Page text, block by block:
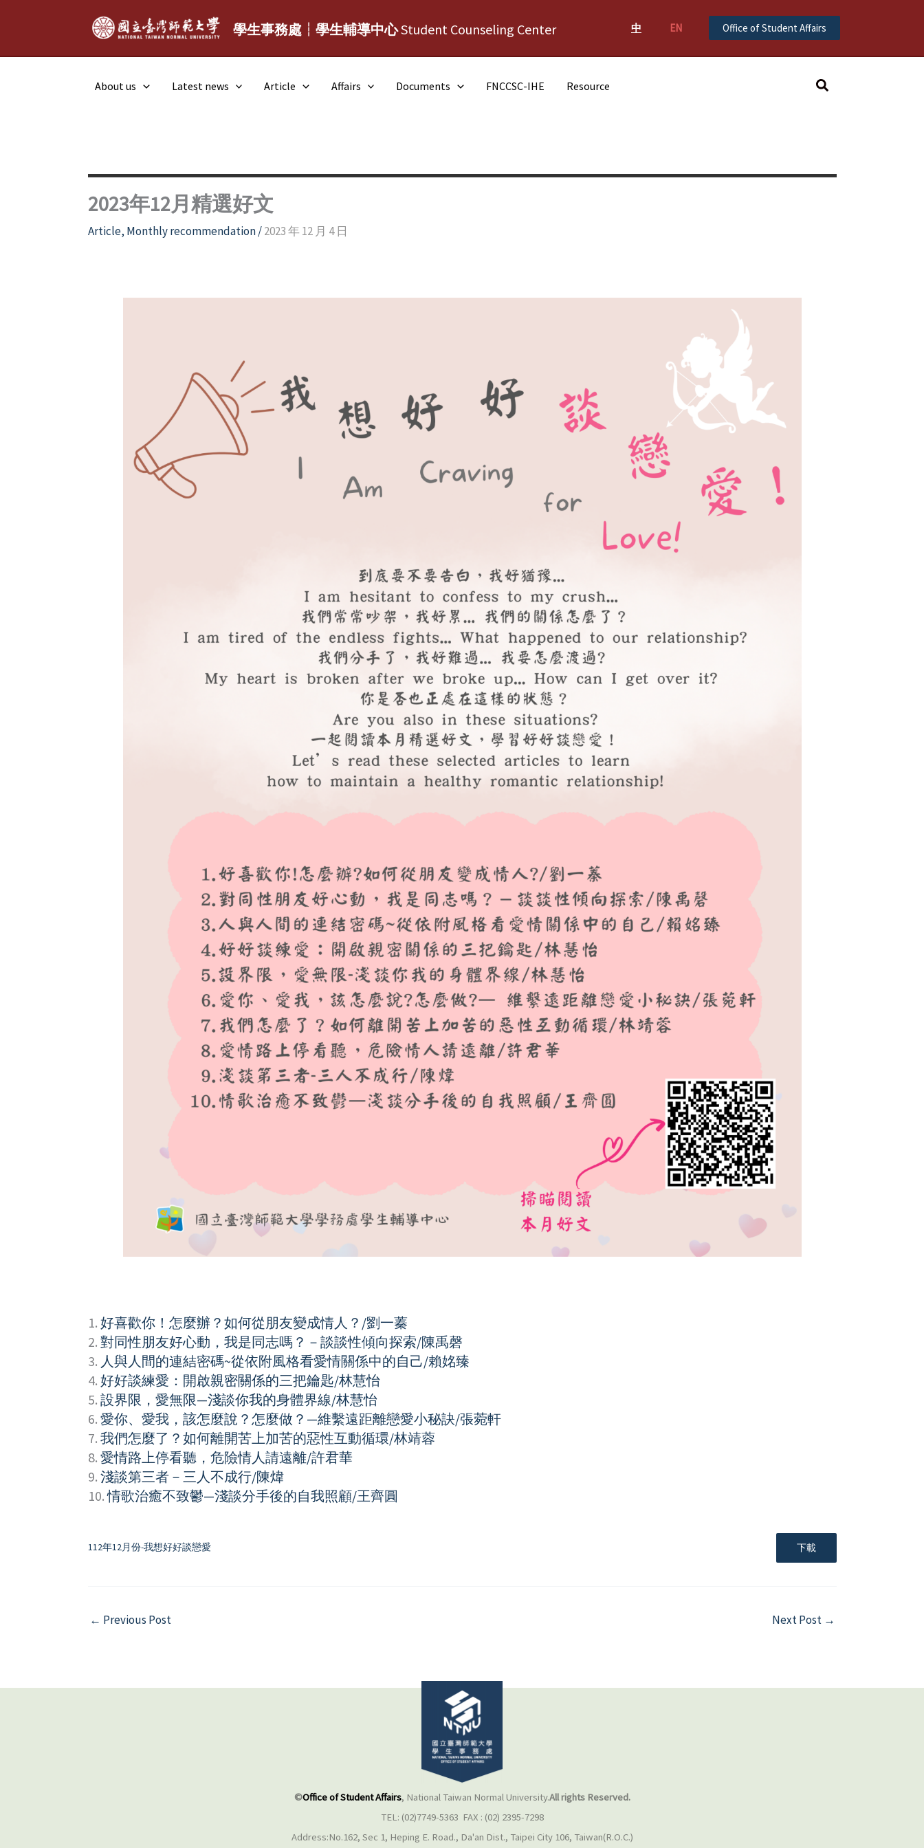
學生事務處┆學生輔導中心Student Counseling Center 中 EN Office of Student Affairs
About us Latest news Article Affairs Documents FNCCSC-IHE Resource Search
2023年12月精選好文
Article, Monthly recommendation/2023 年 12 月 4 日
1. 好喜歡你！怎麼辦？如何從朋友變成情人？/劉一蓁
2. 對同性朋友好心動，我是同志嗎？－談談性傾向探索/陳禹磬
3. 人與人間的連結密碼~從依附風格看愛情關係中的自己/賴姳臻
4. 好好談練愛：開啟親密關係的三把鑰匙/林慧怡
5. 設界限，愛無限—淺談你我的身體界線/林慧怡
6. 愛你、愛我，該怎麼說？怎麼做？—維繫遠距離戀愛小秘訣/張菀軒
7. 我們怎麼了？如何離開苦上加苦的惡性互動循環/林靖蓉
8. 愛情路上停看聽，危險情人請遠離/許君華
9. 淺談第三者－三人不成行/陳煒
10.情歌治癒不致鬱—淺談分手後的自我照顧/王齊圓
112年12月份-我想好好談戀愛 下載
← Previous Post Next Post →
©Office of Student Affairs, National Taiwan Normal University.All rights Reserved.
TEL: (02)7749-5363 FAX : (02) 2395-7298
Address:No.162, Sec 1, Heping E. Road., Da'an Dist., Taipei City 106, Taiwan(R.O.C.)